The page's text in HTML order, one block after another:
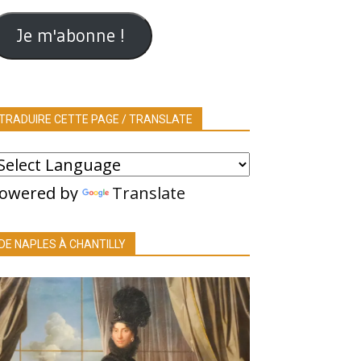
Je m'abonne !
CETTE PAGE / TRANSLATE
by Translate
NAPLES À CHANTILLY